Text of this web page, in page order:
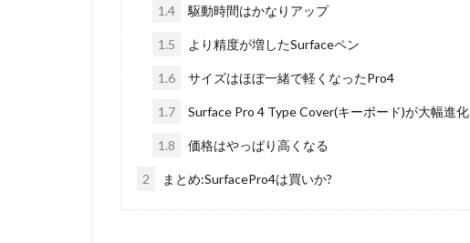
1.4 駆動時間はかなりアップ
1.5 より精度が増したSurfaceペン
1.6 サイズはほぼ一緒で軽くなったPro4
1.7 Surface Pro 4 Type Cover(キーボード)が大幅進化
1.8 価格はやっぱり高くなる
2 まとめ:SurfacePro4は買いか?